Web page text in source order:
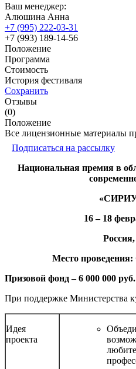
Ваш менеджер:
Алюшина Анна
+7 (995) 222-03-31
+7 (993) 189-14-56
Положение
Программа
Стоимость
История фестиваля
Сохранить
Отзывы
(0)
Положение
Все лицензионные материалы
Подписаться на рассылку
Национальная премия в
16 – 18
Россия,
Место проведения:
Призовой фонд – 6 000 000 руб.
При поддержке Министерства
Идея
проекта